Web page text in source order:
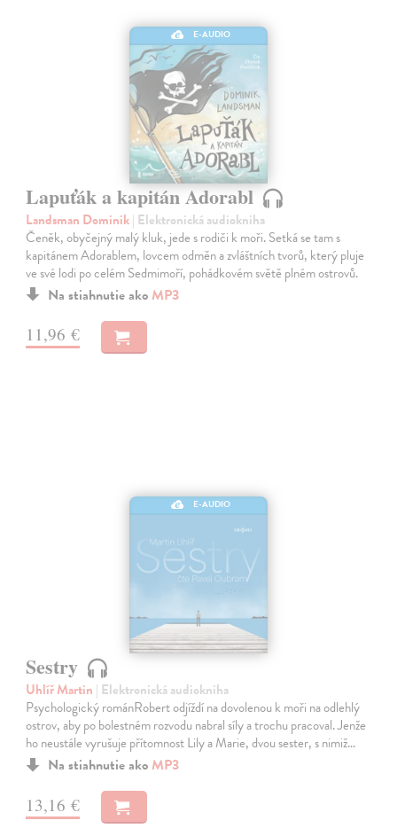
E-AUDIO
Lapuťák a kapitán Adorabl
Landsman Dominik| Elektronická audiokniha
Čeněk, obyčejný malý kluk, jede s rodiči k moři. Setká se tam s
kapitánem Adorablem, lovcem odměn a zvláštních tvorů, který pluje
ve své lodi po celém Sedmimoří, pohádkovém světě plném ostrovů.
Na stiahnutie ako MP3
11,96 €
E-AUDIO
Sestry
Uhlíř Martin | Elektronická audiokniha
Psychologický románRobert odjíždí na dovolenou k moři na odlehlý
ostrov, aby po bolestném rozvodu nabral síly a trochu pracoval. Jenže
ho neustále vyrušuje přítomnost Lily a Marie, dvou sester, s nimiž…
Na stiahnutie ako MP3
13,16 €